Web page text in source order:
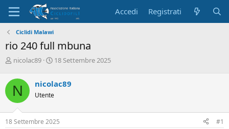
Accedi Registrati
Ciclidi Malawi
rio 240 full mbuna
C
e
a
t
o
r
e
nicolac89
D
a
d
i
n
18 Settembre 2025
N nicolac89
Utente
18 Settembre 2025 #1